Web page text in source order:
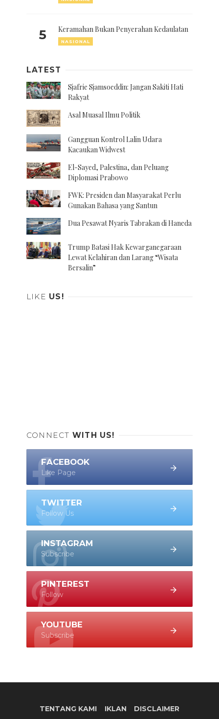
5 Keramahan Bukan Penyerahan Kedaulatan
NASIONAL
LATEST
Sjafrie Sjamsoeddin: Jangan Sakiti Hati
Rakyat
Asal Muasal Ilmu Politik
Gangguan Kontrol Lalin Udara
Kacaukan Widwest
El-Sayed, Palestina, dan Peluang
Diplomasi Prabowo
FWK: Presiden dan Masyarakat Perlu
Gunakan Bahasa yang Santun
Dua Pesawat Nyaris Tabrakan di Haneda
Trump Batasi Hak Kewarganegaraan
Lewat Kelahiran dan Larang “Wisata
Bersalin”
LIKE US!
CONNECT WITH US!
FACEBOOK
Like Page
TWITTER
Follow Us
INSTAGRAM
Subscribe
PINTEREST
Follow
YOUTUBE
Subscribe
TENTANG KAMI IKLAN
DISCLAIMER